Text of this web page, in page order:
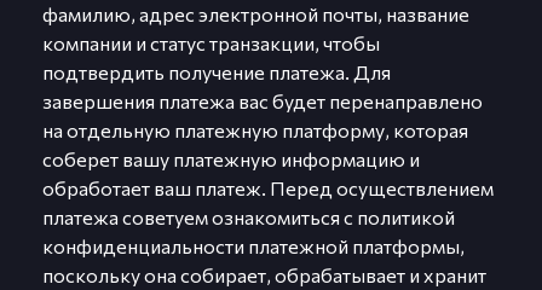
фамилию, адрес электронной почты, название
компании и статус транзакции, чтобы
подтвердить получение платежа. Для
завершения платежа вас будет перенаправлено
на отдельную платежную платформу, которая
соберет вашу платежную информацию и
обработает ваш платеж. Перед осуществлением
платежа советуем ознакомиться с политикой
конфиденциальности платежной платформы,
поскольку она собирает, обрабатывает и хранит